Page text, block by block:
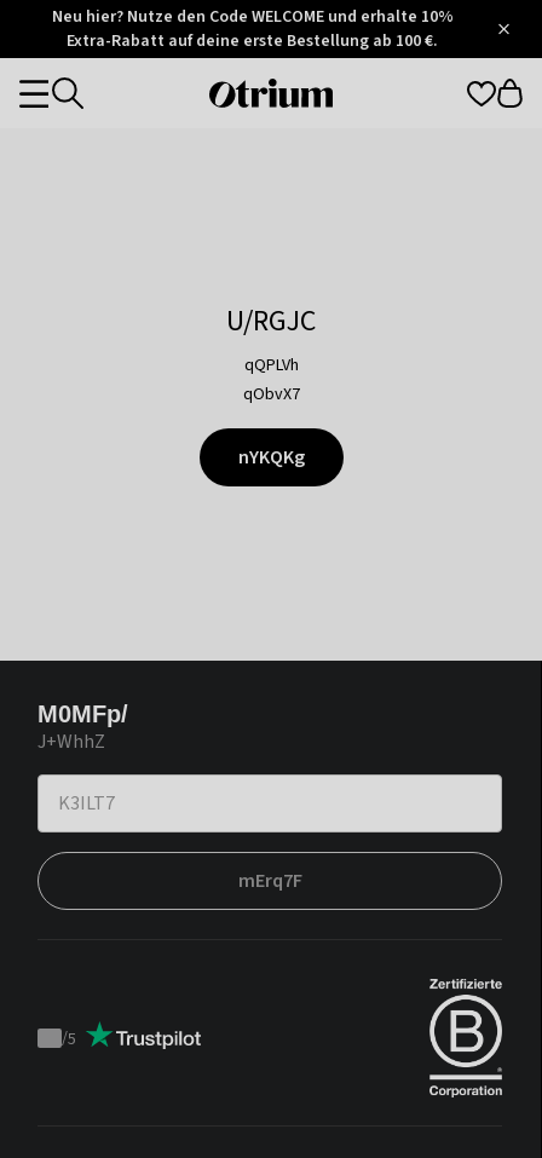
Otrium
Trustpilot
Neu hier? Nutze den Code WELCOME und erhalte 10%
Extra-Rabatt auf deine erste Bestellung ab 100 €.
Otrium
Categories
U/RGJC
qQPLVh
qObvX7
nYKQKg
M0MFp/
J+WhhZ
mErq7F
Trustpilot
/5